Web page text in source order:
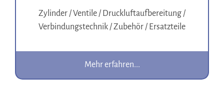
Zylinder / Ventile / Druckluftaufbereitung /
Verbindungstechnik / Zubehör / Ersatzteile
Mehr erfahren...